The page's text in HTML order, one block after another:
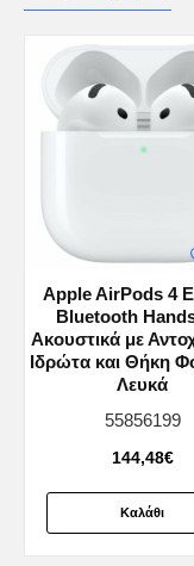
Τα AirPods (3rd
Adaptive EQ, που
ανάλογα με το
Ένα
παρακολουθεί τους
με τη βοήθεια
χαμηλές και
τυχόν απώλειες
55856199
Apple AirPods 4
Bluetooth
Ακουστικά με
Ιδρώτα και Θήκη
Λευκά
144,48€
Καλάθι